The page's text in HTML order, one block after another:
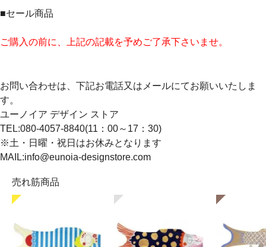
■セール商品
ご購入の前に、上記の記載を予めご了承下さいませ。
お問い合わせは、下記お電話又はメールにてお願いいたしま
す。
ユーノイア デザイン ストア
TEL:080-4057-8840(11：00～17：30)
※土・日曜・祝日はお休みとなります
MAIL:info@eunoia-designstore.com
売れ筋商品